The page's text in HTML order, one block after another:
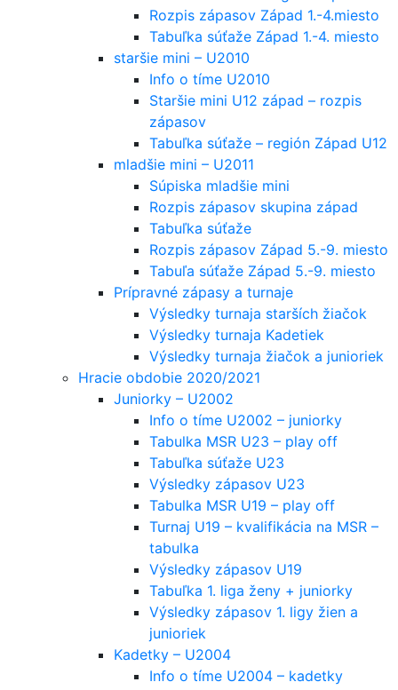
Rozpis zápasov Západ 1.-4.miesto
Tabuľka súťaže Západ 1.-4. miesto
staršie mini – U2010
Info o tíme U2010
Staršie mini U12 západ – rozpis
zápasov
Tabuľka súťaže – región Západ U12
mladšie mini – U2011
Súpiska mladšie mini
Rozpis zápasov skupina západ
Tabuľka súťaže
Rozpis zápasov Západ 5.-9. miesto
Tabuľa súťaže Západ 5.-9. miesto
Prípravné zápasy a turnaje
Výsledky turnaja starších žiačok
Výsledky turnaja Kadetiek
Výsledky turnaja žiačok a junioriek
Hracie obdobie 2020/2021
Juniorky – U2002
Info o tíme U2002 – juniorky
Tabulka MSR U23 – play off
Tabuľka súťaže U23
Výsledky zápasov U23
Tabulka MSR U19 – play off
Turnaj U19 – kvalifikácia na MSR –
tabulka
Výsledky zápasov U19
Tabuľka 1. liga ženy + juniorky
Výsledky zápasov 1. ligy žien a
junioriek
Kadetky – U2004
Info o tíme U2004 – kadetky